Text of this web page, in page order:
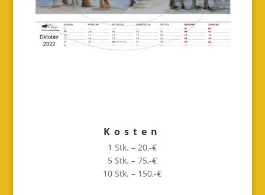
Kosten
1 Stk. – 20,-€
5 Stk. – 75,-€
10 Stk. – 150,-€